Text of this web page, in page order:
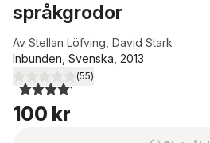
språkgrodor
Av Stellan Löfving David Stark
Inbunden, Svenska, 2013
4,1utav 5 stjärnor. Totalt antal röster:
(55)
100 kr